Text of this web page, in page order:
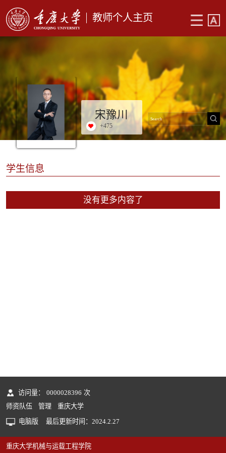
教师个人主页
宋豫川
+475
学生信息
没有更多内容了
访问量： 0000028396 次
师资队伍
管理
重庆大学
电脑版
最后更新时间： 2024. 2 27
重庆大学机械与运载工程学院